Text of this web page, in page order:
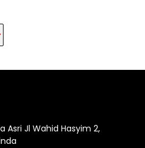
Asri Jl Wahid Hasyim 2,